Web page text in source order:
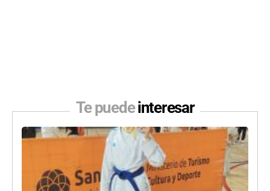
Te puedeinteresar